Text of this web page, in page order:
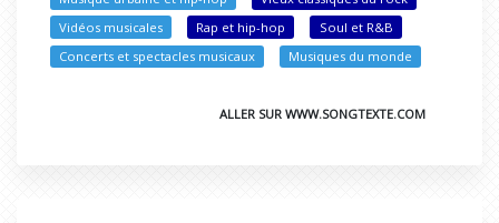
Vidéos musicales
Rap et hip-hop
Soul et R&B
Concerts et spectacles musicaux
Musiques du monde
ALLER SUR WWW.SONGTEXTE.COM